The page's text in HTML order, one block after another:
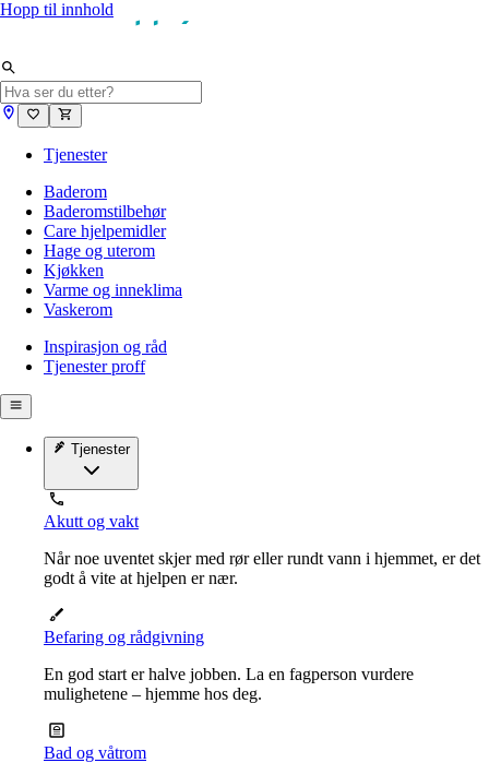
Hopp til innhold
Tjenester
Baderom
Baderomstilbehør
Care hjelpemidler
Hage og uterom
Kjøkken
Varme og inneklima
Vaskerom
Inspirasjon og råd
Tjenester proff
Tjenester
Akutt og vakt
Når noe uventet skjer med rør eller rundt vann i hjemmet, er det
godt å vite at hjelpen er nær.
Befaring og rådgivning
En god start er halve jobben. La en fagperson vurdere
mulighetene – hjemme hos deg.
Bad og våtrom